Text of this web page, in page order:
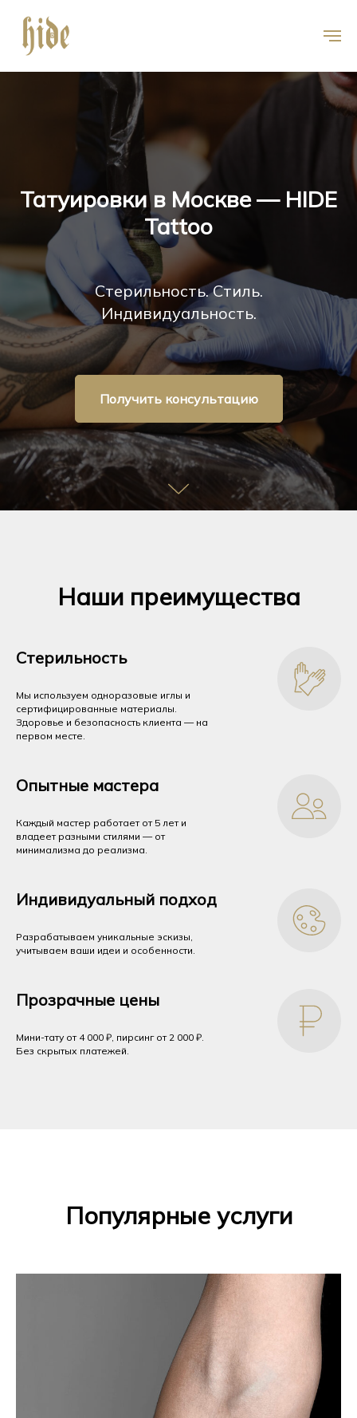
Татуировки в Москве — HIDE
Tattoo
Стерильность. Стиль.
Индивидуальность.
Получить консультацию
Наши преимущества
Стерильность
Мы используем одноразовые иглы и
сертифицированные материалы.
Здоровье и безопасность клиента — на
первом месте.
Опытные мастера
Каждый мастер работает от 5 лет и
владеет разными стилями — от
минимализма до реализма.
Индивидуальный подход
Разрабатываем уникальные эскизы,
учитываем ваши идеи и особенности.
Прозрачные цены
Мини-тату от 4 000 ₽, пирсинг от 2 000 ₽.
Без скрытых платежей.
Популярные услуги